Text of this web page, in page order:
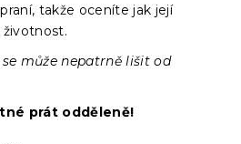
takže oceníte jak její
může nepatrně lišit od
prát odděleně!